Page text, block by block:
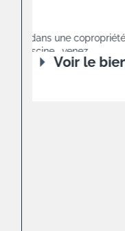
dans une copropriété
piscine , venez
climatisé de 106
Voir le bien